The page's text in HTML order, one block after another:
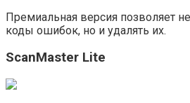
Премиальная версия позволяет
коды ошибок, но и удалять их.
ScanMaster Lite